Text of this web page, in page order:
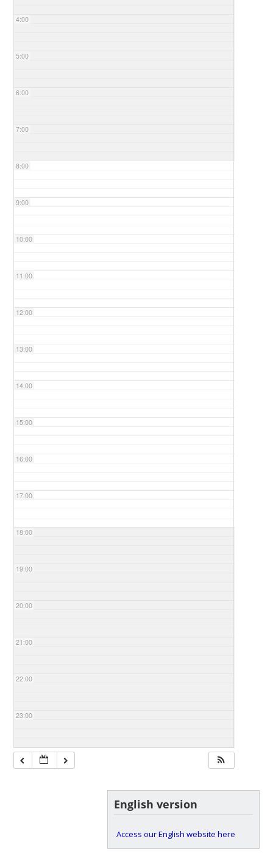
4:00
5:00
6:00
7:00
8:00
9:00
10:00
11:00
12:00
13:00
14:00
15:00
16:00
17:00
18:00
19:00
20:00
21:00
22:00
23:00
English version
Access our English website here